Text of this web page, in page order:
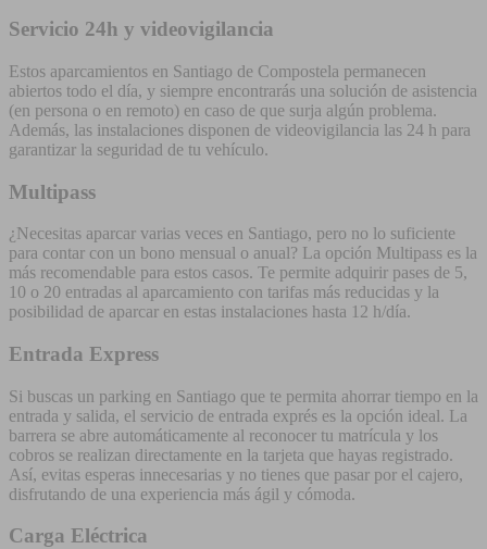
Servicio 24h y videovigilancia
Estos aparcamientos en Santiago de Compostela permanecen
abiertos todo el día, y siempre encontrarás una solución de asistencia
(en persona o en remoto) en caso de que surja algún problema.
Además, las instalaciones disponen de videovigilancia las 24 h para
garantizar la seguridad de tu vehículo.
Multipass
¿Necesitas aparcar varias veces en Santiago, pero no lo suficiente
para contar con un bono mensual o anual? La opción Multipass es la
más recomendable para estos casos. Te permite adquirir pases de 5,
10 o 20 entradas al aparcamiento con tarifas más reducidas y la
posibilidad de aparcar en estas instalaciones hasta 12 h/día.
Entrada Express
Si buscas un parking en Santiago que te permita ahorrar tiempo en la
entrada y salida, el servicio de entrada exprés es la opción ideal. La
barrera se abre automáticamente al reconocer tu matrícula y los
cobros se realizan directamente en la tarjeta que hayas registrado.
Así, evitas esperas innecesarias y no tienes que pasar por el cajero,
disfrutando de una experiencia más ágil y cómoda.
Carga Eléctrica